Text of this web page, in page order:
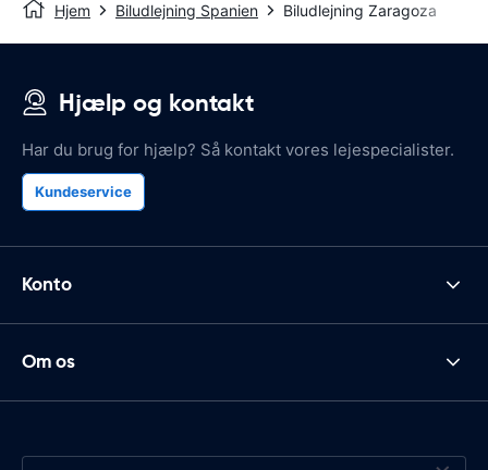
Hjem Biludlejning Spanien Biludlejning Zaragoza
Hjælp og kontakt
Har du brug for hjælp? Så kontakt vores lejespecialister.
Kundeservice
Konto
Om os